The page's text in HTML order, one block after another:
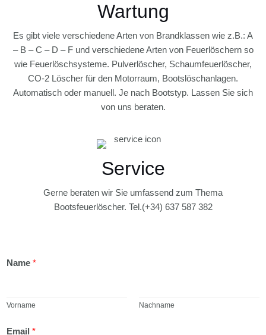
Wartung
Es gibt viele verschiedene Arten von Brandklassen wie z.B.: A
– B – C – D – F und verschiedene Arten von Feuerlöschern so
wie Feuerlöschsysteme. Pulverlöscher, Schaumfeuerlöscher,
CO-2 Löscher für den Motorraum, Bootslöschanlagen.
Automatisch oder manuell. Je nach Bootstyp. Lassen Sie sich
von uns beraten.
Service
Gerne beraten wir Sie umfassend zum Thema
Bootsfeuerlöscher. Tel.(+34) 637 587 382
Name *
Vorname Nachname
Email *